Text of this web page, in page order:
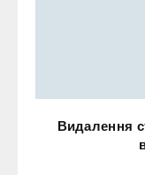
Видалення